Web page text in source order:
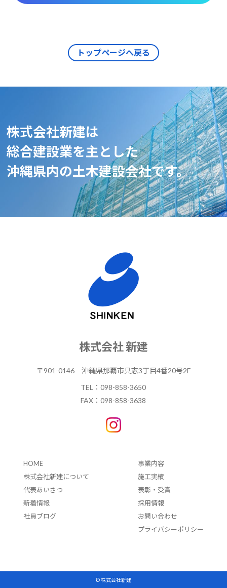
トップページへ戻る
株式会社新建は
総合建設業を主とした
沖縄県内の土木建設会社です。
株式会社 新建
〒901-0146 沖縄県那覇市具志3丁目4番20号2F
TEL：098-858-3650
FAX：098-858-3638
HOME
株式会社新建について
代表あいさつ
新着情報
社員ブログ
事業内容
施工実績
表彰・受賞
採用情報
お問い合わせ
プライバシーポリシー
© 株式会社新建